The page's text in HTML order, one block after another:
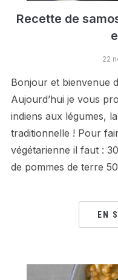
Recette de
22
Bonjour et bienvenue
Aujourd’hui je vous
indiens aux légumes,
traditionnelle ! Pour
végétarienne il faut :
de pommes de terre
EN